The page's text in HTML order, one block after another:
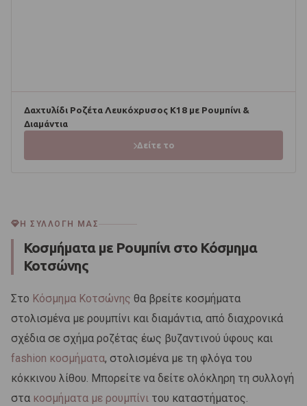
Δαχτυλίδι Ροζέτα Λευκόχρυσος Κ18 με Ρουμπίνι &
Διαμάντια
Δείτε το
Η ΣΥΛΛΟΓΗ ΜΑΣ
Κοσμήματα με Ρουμπίνι στο Κόσμημα
Κοτσώνης
Στο Κόσμημα Κοτσώνης θα βρείτε κοσμήματα
στολισμένα με ρουμπίνι και διαμάντια, από διαχρονικά
σχέδια σε σχήμα ροζέτας έως βυζαντινού ύφους και
fashion κοσμήματα, στολισμένα με τη φλόγα του
κόκκινου λίθου. Μπορείτε να δείτε ολόκληρη τη συλλογή
στα κοσμήματα με ρουμπίνι του καταστήματος.